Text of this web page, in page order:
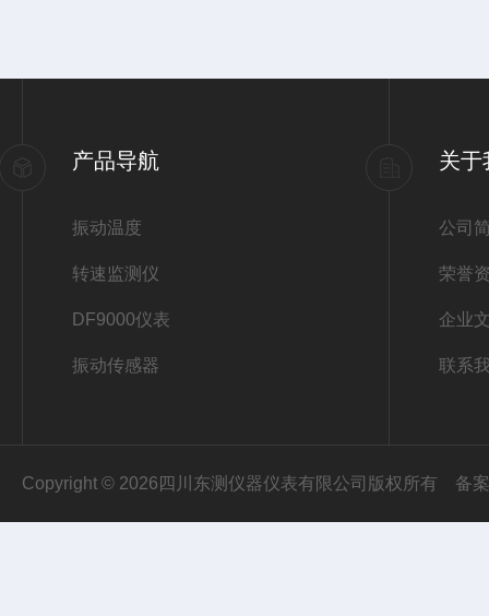
产品导航
振动温度
转速监测仪
DF9000仪表
振动传感器
关于
公司
荣誉
企业
联系
Copyright © 2026四川东测仪器仪表有限公司版权所有 备